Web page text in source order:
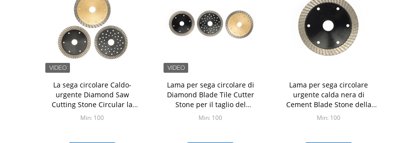
La sega circolare Caldo-
urgente Diamond Saw
Cutting Stone Circular la
lama per sega
Min: 100
Lama per sega circolare di
Diamond Blade Tile Cutter
Stone per il taglio del
Moorstone
Min: 100
Lama per sega circolare
urgente calda nera di
Cement Blade Stone della
smerigliatrice ondulata
Min: 100